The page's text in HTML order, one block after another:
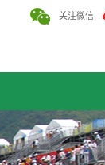
关注微信